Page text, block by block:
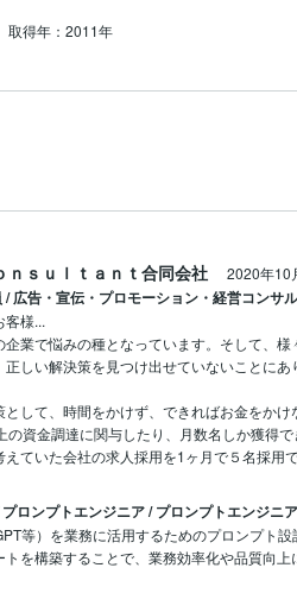
取得年：2011年
ｓｕｌｔａｎｔ合同会社 2020年10
/ 広告・宣伝・プロモーション・経営コンサ
客様...
企業で悩みの種となっています。そして、様
しい解決策を見つけ出せていないことにあ
として、時間をかけず、できればお金をかけ
の資金調達に関与したり、月数名しか獲得
えていた会社の求人採用を1ヶ月で５名採用
プロンプトエンジニア / プロンプトエンジニア
等）を業務に活用するためのプロンプト
を構築することで、業務効率化や品質向上